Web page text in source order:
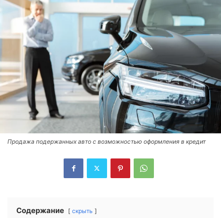
Продажа подержанных авто с возможностью оформления в кредит
Содержание скрыть